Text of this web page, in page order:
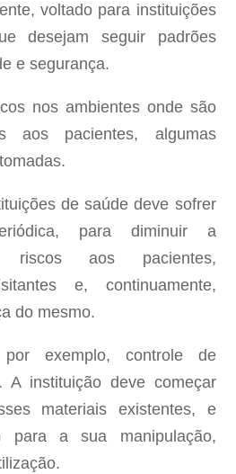
voltado para instituições
desejam seguir padrões
e segurança.
nos ambientes onde são
aos pacientes, algumas
de saúde deve sofrer
para diminuir a
riscos aos pacientes,
e, continuamente,
do mesmo.
exemplo, controle de
A instituição deve começar
materiais existentes, e
para a sua manipulação,